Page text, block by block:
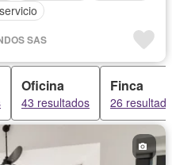
SAS
Oficina
43 resultados
Finca
26